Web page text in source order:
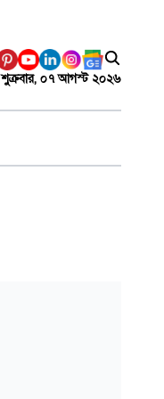
শুক্রবার, ০৭ আগস্ট ২০২৬